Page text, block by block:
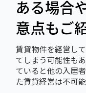
ある場合
意点もご
賃貸物件を経営し
てしまう可能性も
ていると他の入居
た賃貸経営は不可